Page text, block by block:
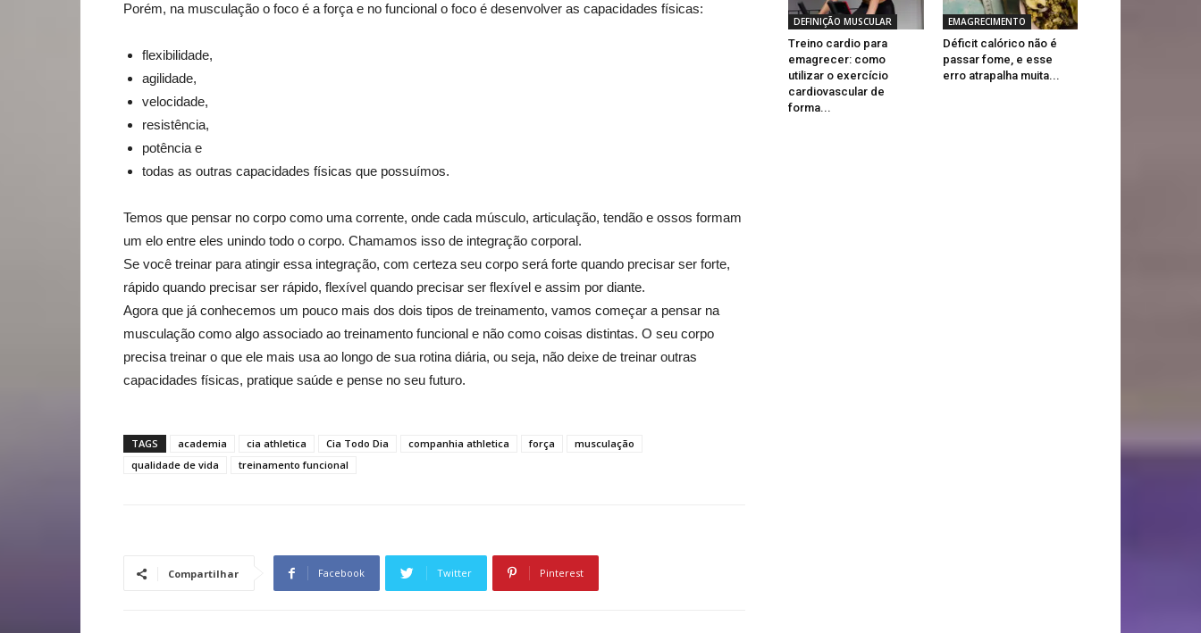
Porém, na musculação o foco é a força e no funcional o foco é desenvolver as capacidades físicas:
flexibilidade,
agilidade,
velocidade,
resistência,
potência e
todas as outras capacidades físicas que possuímos.
Temos que pensar no corpo como uma corrente, onde cada músculo, articulação, tendão e ossos formam
um elo entre eles unindo todo o corpo. Chamamos isso de integração corporal.
Se você treinar para atingir essa integração, com certeza seu corpo será forte quando precisar ser forte,
rápido quando precisar ser rápido, flexível quando precisar ser flexível e assim por diante.
Agora que já conhecemos um pouco mais dos dois tipos de treinamento, vamos começar a pensar na
musculação como algo associado ao treinamento funcional e não como coisas distintas. O seu corpo
precisa treinar o que ele mais usa ao longo de sua rotina diária, ou seja, não deixe de treinar outras
capacidades físicas, pratique saúde e pense no seu futuro.
TAGS academia cia athletica Cia Todo Dia companhia athletica força
musculação
qualidade de vida
treinamento funcional
Compartilhar Facebook Twitter Pinterest
DEFINIÇÃO MUSCULAR
Treino cardio para
emagrecer: como
utilizar o exercício
cardiovascular de
forma...
EMAGRECIMENTO
Déficit calórico não é
passar fome, e esse
erro atrapalha muita...